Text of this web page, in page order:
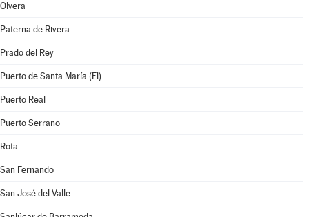
Olvera
Paterna de Rivera
Prado del Rey
Puerto de Santa María (El)
Puerto Real
Puerto Serrano
Rota
San Fernando
San José del Valle